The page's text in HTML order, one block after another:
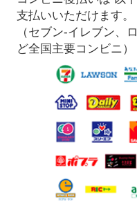
支払いいただけます。
（セブン-イレブン、
ど全国主要コンビニ）